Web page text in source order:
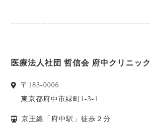
医療法人社団 哲信会 府中クリニック
〒 183-0006
東京都府中市緑町1-3-1
京王線「府中駅」徒歩２分